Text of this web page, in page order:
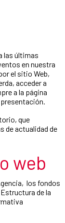
las últimas
en nuestra
el sitio Web,
acceder a
a la página
que
de actualidad de
web
los fondos
de la